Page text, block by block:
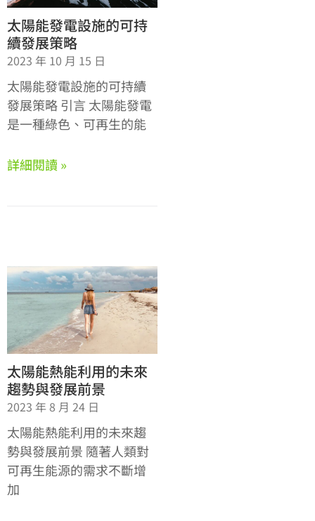
太陽能發電設施的可持
續發展策略
2023 年 10 月 15 日
太陽能發電設施的可持續
發展策略 引言 太陽能發電
是一種綠色、可再生的能
詳細閱讀 »
太陽能熱能利用的未來
趨勢與發展前景
2023 年 8 月 24 日
太陽能熱能利用的未來趨
勢與發展前景 隨著人類對
可再生能源的需求不斷增
加